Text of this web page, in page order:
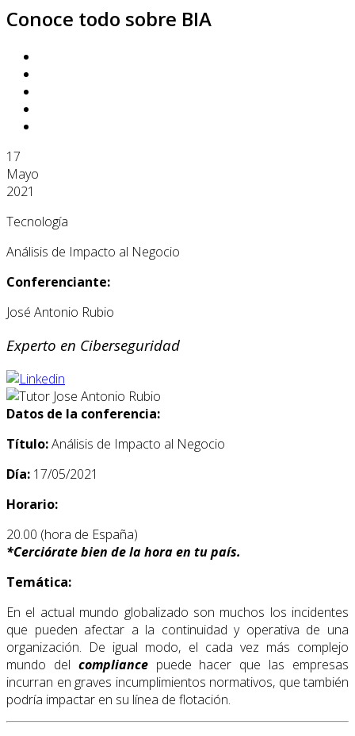
Conoce todo sobre BIA
17
Mayo
2021
Tecnología
Análisis de Impacto al Negocio
Conferenciante:
José Antonio Rubio
Experto en Ciberseguridad
Datos de la conferencia:
Título:Análisis de Impacto al Negocio
Día: 17/05/2021
Horario:
20.00 (hora de España)
*Cerciórate bien de la hora en tu país.
Temática:
En el actual mundo globalizado son muchos los incidentes
que pueden afectar a la continuidad y operativa de una
organización. De igual modo, el cada vez más complejo
mundo del compliance puede hacer que las empresas
incurran en graves incumplimientos normativos, que también
podría impactar en su línea de flotación.